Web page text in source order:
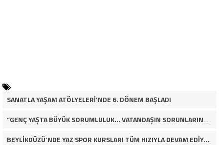
SANATLA YAŞAM ATÖLYELERİ’NDE 6. DÖNEM BAŞLADI
“GENÇ YAŞTA BÜYÜK SORUMLULUK… VATANDAŞIN SORUNLARINA ÇÖZÜM ARIYOR!”
BEYLİKDÜZÜ’NDE YAZ SPOR KURSLARI TÜM HIZIYLA DEVAM EDİYOR